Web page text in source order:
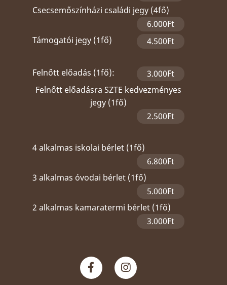
Csecsemőszínházi családi jegy (4fő)
6.000Ft
Támogatói jegy (1fő)
4.500Ft
Felnőtt előadás (1fő):
3.000Ft
Felnőtt előadásra SZTE kedvezményes
jegy (1fő)
2.500Ft
4 alkalmas iskolai bérlet (1fő)
6.800Ft
3 alkalmas óvodai bérlet (1fő)
5.000Ft
2 alkalmas kamaratermi bérlet (1fő)
3.000Ft